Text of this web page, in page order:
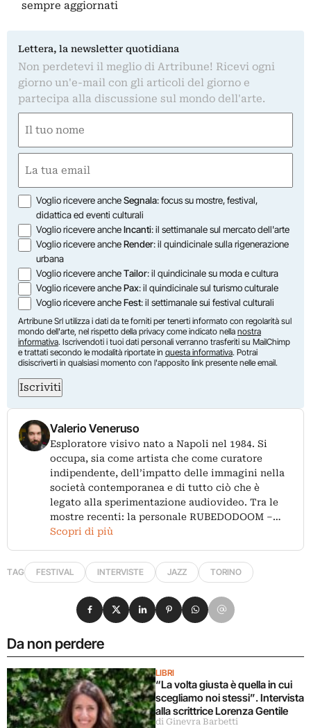
sempre aggiornati
Lettera, la newsletter quotidiana
Non perdetevi il meglio di Artribune! Ricevi ogni
giorno un'e-mail con gli articoli del giorno e
partecipa alla discussione sul mondo dell'arte.
(Obbligatorio)
Nome
(Obbligatorio)
Opzioni
Voglio ricevere ancheSegnala: focus su mostre, festival,
didattica ed eventi culturali
Voglio ricevere ancheIncanti: il settimanale sul mercato dell'arte
Voglio ricevere ancheRender: il quindicinale sulla rigenerazione
urbana
Voglio ricevere ancheTailor: il quindicinale su moda e cultura
Voglio ricevere anchePax: il quindicinale sul turismo culturale
Voglio ricevere ancheFest: il settimanale sui festival culturali
Artribune Srl utilizza i dati da te forniti per tenerti informato con regolarità sul
mondo dell'arte, nel rispetto della privacy come indicato nella nostra
informativa. Iscrivendoti i tuoi dati personali verranno trasferiti su MailChimp
e trattati secondo le modalità riportate in questa informativa. Potrai
disiscriverti in qualsiasi momento con l'apposito link presente nelle email.
Iscriviti
Valerio Veneruso
Esploratore visivo nato a Napoli nel 1984. Si
occupa, sia come artista che come curatore
indipendente, dell’impatto delle immagini nella
società contemporanea e di tutto ciò che è
legato alla sperimentazione audiovideo. Tra le
mostre recenti: la personale RUBEDODOOM –…
Scopri di più
TAG FESTIVAL INTERVISTE JAZZ TORINO
Da non perdere
LIBRI
“La volta giusta è quella in cui
scegliamo noi stessi”. Intervista
alla scrittrice Lorenza Gentile
di Ginevra Barbetti
Condividi su Facebook
Condividi su X
Condividi su LinkedIn
Condividi su Pinterest
Condividi su WhatsApp
Condividi su Email